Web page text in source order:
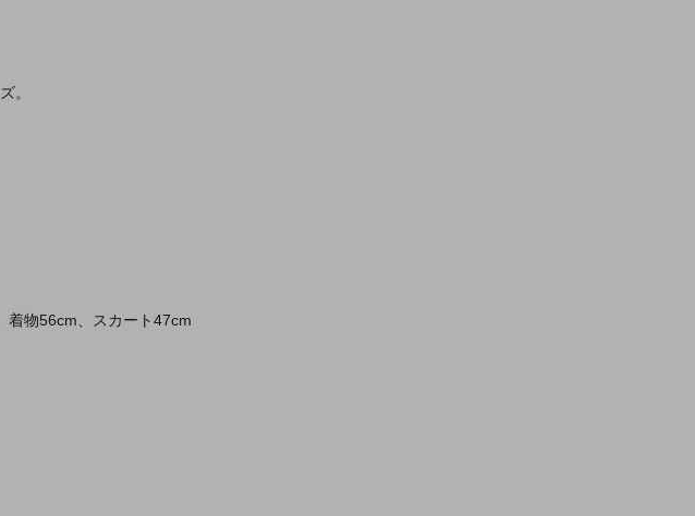
。
物56cm、スカート47cm